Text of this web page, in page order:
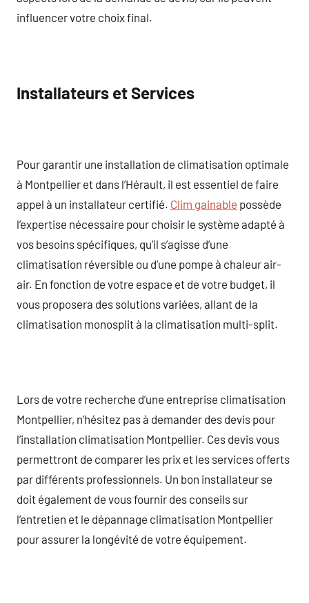
influencer votre choix final.
Installateurs et Services
Pour garantir une installation de climatisation optimale
à Montpellier et dans l’Hérault, il est essentiel de faire
appel à un installateur certifié. Clim gainable possède
l’expertise nécessaire pour choisir le système adapté à
vos besoins spécifiques, qu’il s’agisse d’une
climatisation réversible ou d’une pompe à chaleur air-
air. En fonction de votre espace et de votre budget, il
vous proposera des solutions variées, allant de la
climatisation monosplit à la climatisation multi-split.
Lors de votre recherche d’une entreprise climatisation
Montpellier, n’hésitez pas à demander des devis pour
l’installation climatisation Montpellier. Ces devis vous
permettront de comparer les prix et les services offerts
par différents professionnels. Un bon installateur se
doit également de vous fournir des conseils sur
l’entretien et le dépannage climatisation Montpellier
pour assurer la longévité de votre équipement.